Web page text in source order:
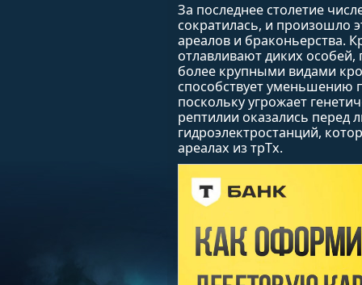
За последнее столетие
сократилась, и произошло
ареалов и браконьерства.
отлавливают диких
более крупными видами
способствует уменьшению
поскольку угрожает
рептилии оказались перед
гидроэлектростанций,
ареалах из трTх.